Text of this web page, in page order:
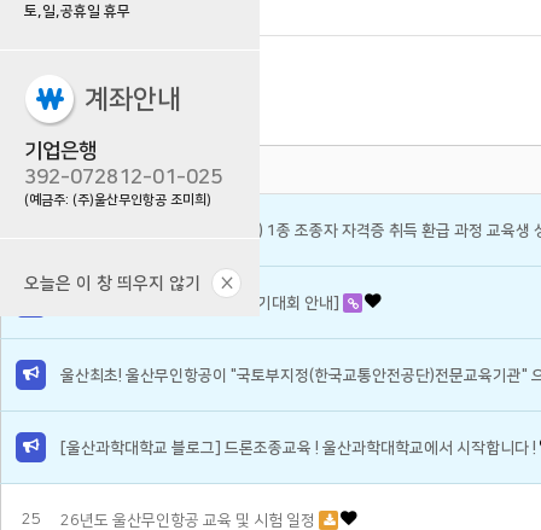
토,일,공휴일 휴무
계좌안내
기업은행
392-072812-01-025
(예금주: (주)울산무인항공 조미희)
오늘은 이 창 띄우지 않기 ×
Total 29건 1 페이지
번호
[울주군] 초경량 비행장치(드론) 1종 조종자 자격증 취득 환급 과정 교육생
[제4회 울산광역시장배 드론경기대회 안내]
울산최초! 울산무인항공이 "국토부지정(한국교통안전공단)전문교육기관"
[울산과학대학교 블로그] 드론조종교육 ! 울산과학대학교에서 시작합니다 !
25 26년도 울산무인항공 교육 및 시험 일정